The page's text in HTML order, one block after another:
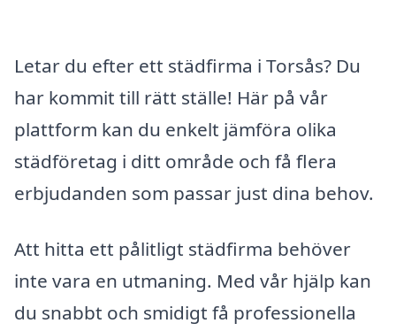
Letar du efter ett städfirma i Torsås? Du
har kommit till rätt ställe! Här på vår
plattform kan du enkelt jämföra olika
städföretag i ditt område och få flera
erbjudanden som passar just dina behov.
Att hitta ett pålitligt städfirma behöver
inte vara en utmaning. Med vår hjälp kan
du snabbt och smidigt få professionella